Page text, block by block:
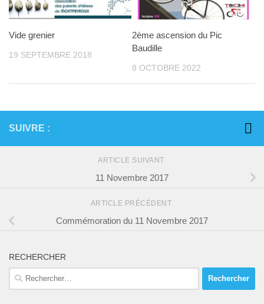
Vide grenier
19 SEPTEMBRE 2018
2ème ascension du Pic
Baudille
8 OCTOBRE 2022
SUIVRE :
ARTICLE SUIVANT
11 Novembre 2017
ARTICLE PRÉCÉDENT
Commémoration du 11 Novembre 2017
RECHERCHER
Rechercher :